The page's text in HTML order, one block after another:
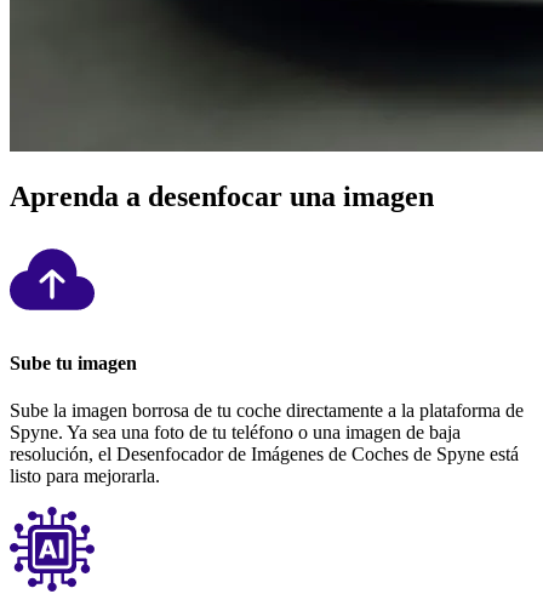
Aprenda a desenfocar una imagen
Sube tu imagen
Sube la imagen borrosa de tu coche directamente a la plataforma de
Spyne. Ya sea una foto de tu teléfono o una imagen de baja
resolución, el Desenfocador de Imágenes de Coches de Spyne está
listo para mejorarla.